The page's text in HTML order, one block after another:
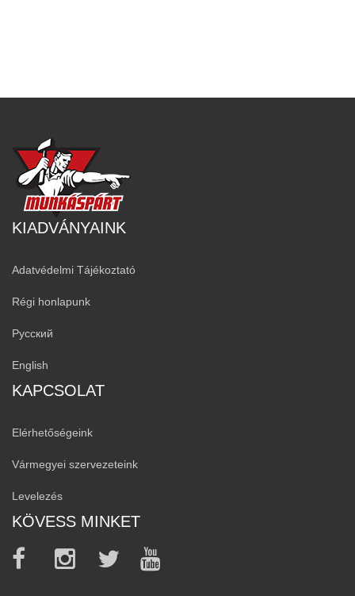
KIADVÁNYAINK
Adatvédelmi Tájékoztató
Régi honlapunk
Русский
English
KAPCSOLAT
Elérhetőségeink
Vármegyei szervezeteink
Levelezés
KÖVESS MINKET